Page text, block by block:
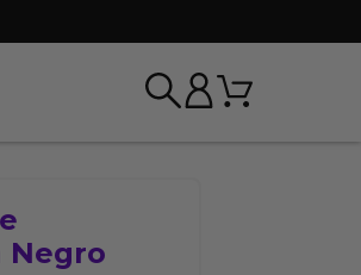
Carrito
Negro